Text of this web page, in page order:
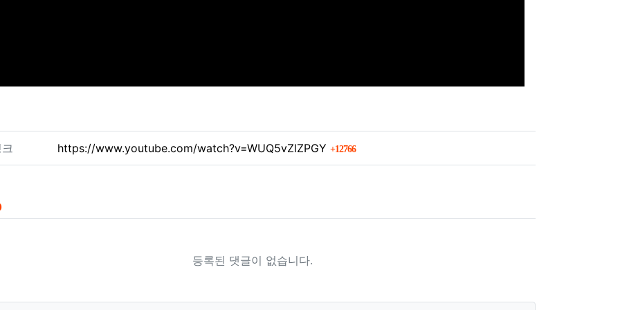
자료 https://www.youtube.com/watch?v=WUQ5vZlZPGY 12766회 연결
등록된 댓글이 없습니다.